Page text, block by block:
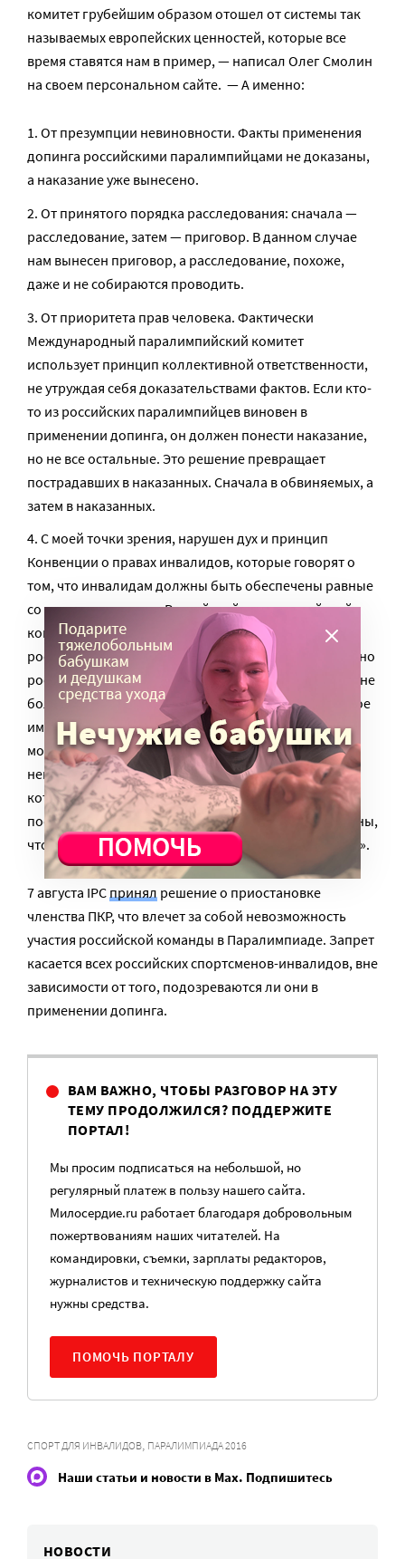
комитет грубейшим образом отошел от системы так
называемых европейских ценностей, которые все
время ставятся нам в пример, — написал Олег Смолин
на своем персональном сайте. — А именно:
От презумпции невиновности. Факты применения
допинга российскими паралимпийцами не доказаны,
а наказание уже вынесено.
От принятого порядка расследования: сначала —
расследование, затем — приговор. В данном случае
нам вынесен приговор, а расследование, похоже,
даже и не собираются проводить.
От приоритета прав человека. Фактически
Международный паралимпийский комитет
использует принцип коллективной ответственности,
не утруждая себя доказательствами фактов. Если кто-
то из российских паралимпийцев виновен в
применении допинга, он должен понести наказание,
но не все остальные. Это решение превращает
пострадавших в наказанных. Сначала в обвиняемых, а
затем в наказанных.
С моей точки зрения, нарушен дух и принцип
Конвенции о правах инвалидов, которые говорят о
том, что инвалидам должны быть обеспечены равные
со здоровыми права. Российский паралимпийский
комитет несомненно виноват никак не больше
российского Олимпийского комитета, соответственно
российские спортсмены-инвалиды виноваты никак не
больше здоровых спортсменов, а наказание, которое
им выносится, несомненно тяжелее. И, повторю, с
моей точки зрения, это абсурд. Естественно, мы
немедленно будем обращаться в Лозаннский суд,
который недавно уже выносил решение в пользу
пострадавших российских спортсменов, мы убеждены,
что еще не вечер. За справедливость надо бороться».
7 августа IPCпринял решение о приостановке
членства ПКР, что влечет за собой невозможность
участия российской команды в Паралимпиаде. Запрет
касается всех российских спортсменов-инвалидов, вне
зависимости от того, подозреваются ли они в
применении допинга.
ВАМ ВАЖНО, ЧТОБЫ РАЗГОВОР НА ЭТУ
ТЕМУ ПРОДОЛЖИЛСЯ? ПОДДЕРЖИТЕ
ПОРТАЛ!
Мы просим подписаться на небольшой, но
регулярный платеж в пользу нашего сайта.
Милосердие.ru работает благодаря добровольным
пожертвованиям наших читателей. На
командировки, съемки, зарплаты редакторов,
журналистов и техническую поддержку сайта
нужны средства.
ПОМОЧЬ ПОРТАЛУ
СПОРТ ДЛЯ ИНВАЛИДОВ, ПАРАЛИМПИАДА 2016
Наши статьи и новости в Max. Подпишитесь
НОВОСТИ